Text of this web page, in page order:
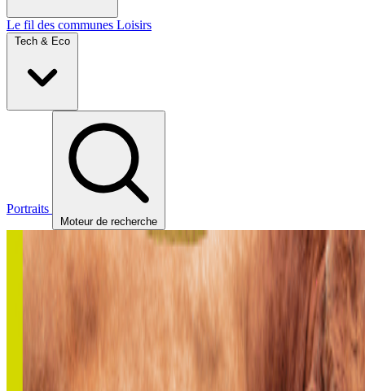
Le fil des communes Loisirs
Tech & Eco
Portraits
Moteur de recherche